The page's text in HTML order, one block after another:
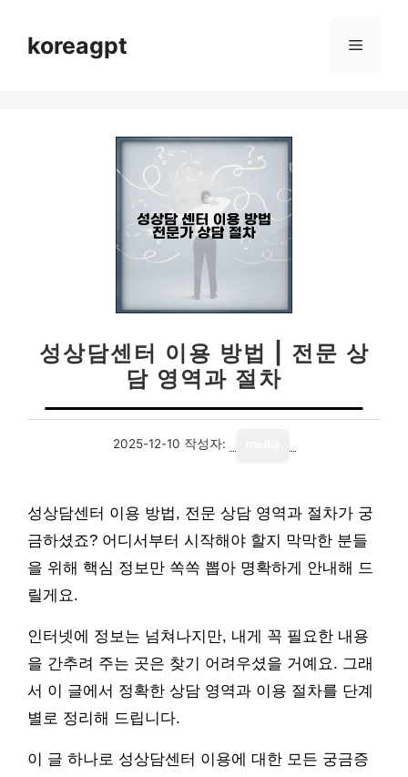
koreagpt 메
성상담센터 이용 방법 | 전문 상
담 영역과 절차
2025-12-10 작성자:
성상담센터 이용 방법, 전문 상담 영역과 절차가 궁
금하셨죠? 어디서부터 시작해야 할지 막막한 분들
을 위해 핵심 정보만 쏙쏙 뽑아 명확하게 안내해 드
릴게요.
인터넷에 정보는 넘쳐나지만, 내게 꼭 필요한 내용
을 간추려 주는 곳은 찾기 어려우셨을 거예요. 그래
서 이 글에서 정확한 상담 영역과 이용 절차를 단계
별로 정리해 드립니다.
이 글 하나로 성상담센터 이용에 대한 모든 궁금증